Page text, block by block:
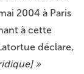
2004 à Paris
à cette
déclare,
»